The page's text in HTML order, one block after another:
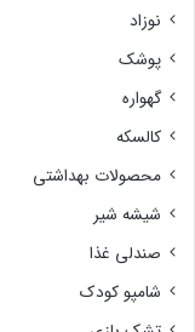
نوزاد
پوشک
گهواره
کالسکه
محصولات بهداشتی
شیشه شیر
صندلی غذا
شامپو کودک